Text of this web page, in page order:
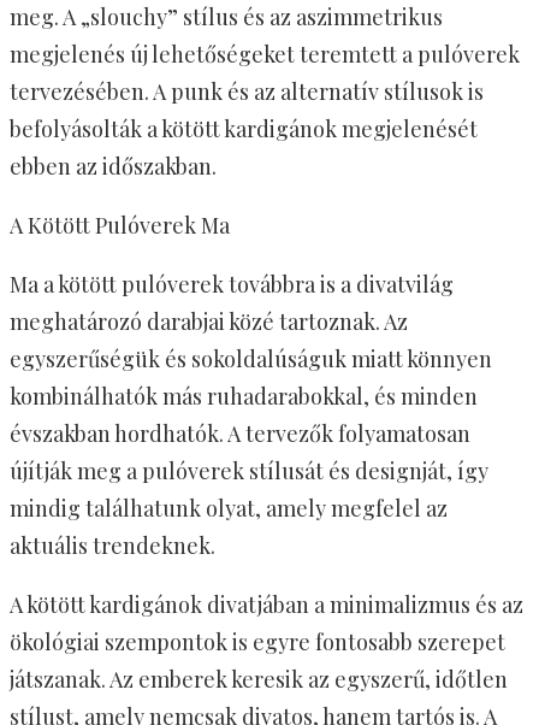
meg. A „slouchy” stílus és az aszimmetrikus
megjelenés új lehetőségeket teremtett a pulóverek
tervezésében. A punk és az alternatív stílusok is
befolyásolták a kötött kardigánok megjelenését
ebben az időszakban.
A Kötött Pulóverek Ma
Ma a kötött pulóverek továbbra is a divatvilág
meghatározó darabjai közé tartoznak. Az
egyszerűségük és sokoldalúságuk miatt könnyen
kombinálhatók más ruhadarabokkal, és minden
évszakban hordhatók. A tervezők folyamatosan
újítják meg a pulóverek stílusát és designját, így
mindig találhatunk olyat, amely megfelel az
aktuális trendeknek.
A kötött kardigánok divatjában a minimalizmus és az
ökológiai szempontok is egyre fontosabb szerepet
játszanak. Az emberek keresik az egyszerű, időtlen
stílust, amely nemcsak divatos, hanem tartós is. A